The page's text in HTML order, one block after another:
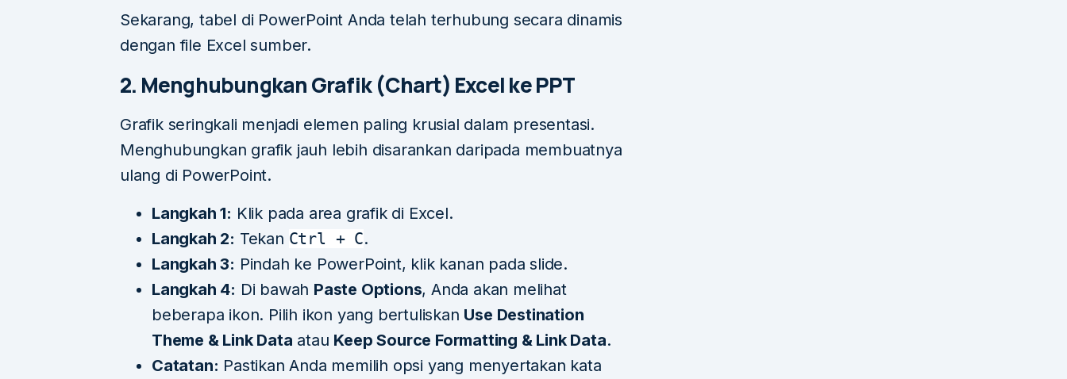
Sekarang, tabel di PowerPoint Anda telah terhubung secara dinamis
dengan file Excel sumber.
2. Menghubungkan Grafik (Chart) Excel ke PPT
Grafik seringkali menjadi elemen paling krusial dalam presentasi.
Menghubungkan grafik jauh lebih disarankan daripada membuatnya
ulang di PowerPoint.
Langkah 1: Klik pada area grafik di Excel.
Langkah 2: Tekan Ctrl + C.
Langkah 3: Pindah ke PowerPoint, klik kanan pada slide.
Langkah 4: Di bawah Paste Options, Anda akan melihat
beberapa ikon. Pilih ikon yang bertuliskan Use Destination
Theme & Link Data atau Keep Source Formatting & Link Data.
Catatan: Pastikan Anda memilih opsi yang menyertakan kata